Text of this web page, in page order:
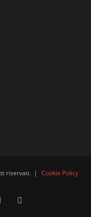
riservati. |
Cookie Policy